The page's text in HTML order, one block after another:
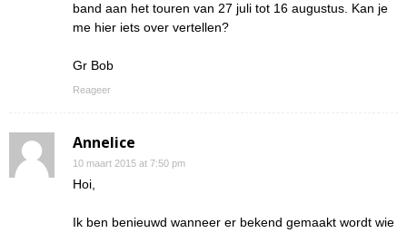
band aan het touren van 27 juli tot 16 augustus. Kan je
me hier iets over vertellen?
Gr Bob
Reageer
Annelice
10 maart 2015 at 7:50 pm
Hoi,
Ik ben benieuwd wanneer er bekend gemaakt wordt wie